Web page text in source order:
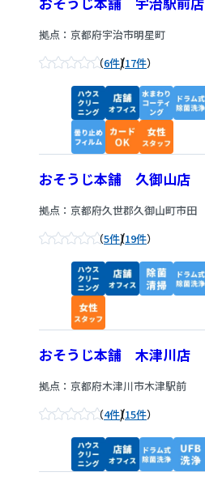
拠点：京都府宇治市明星町
6件/17件
おそうじ本舗 久御山店
拠点：京都府久世郡久御山町市田
5件/19件
おそうじ本舗 木津川店
拠点：京都府木津川市木津駅前
4件/15件